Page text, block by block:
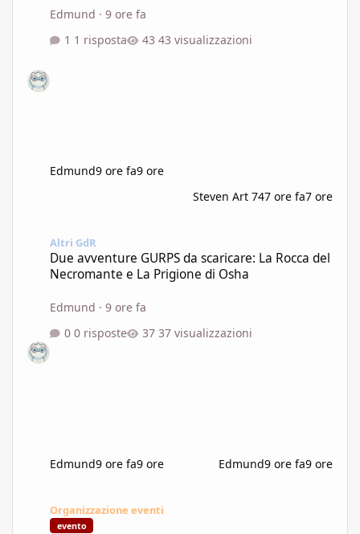
Edmund ·9 ore fa
1 risposta
43 visualizzazioni
Edmund9 ore fa9 ore
Steven Art 747 ore fa7 ore
Altri GdR
Due avventure GURPS da scaricare: La Rocca del
Necromante e La Prigione di Osha
Edmund ·9 ore fa
0 risposte
37 visualizzazioni
Edmund9 ore fa9 ore Edmund9 ore fa9 ore
Organizzazione eventi
evento